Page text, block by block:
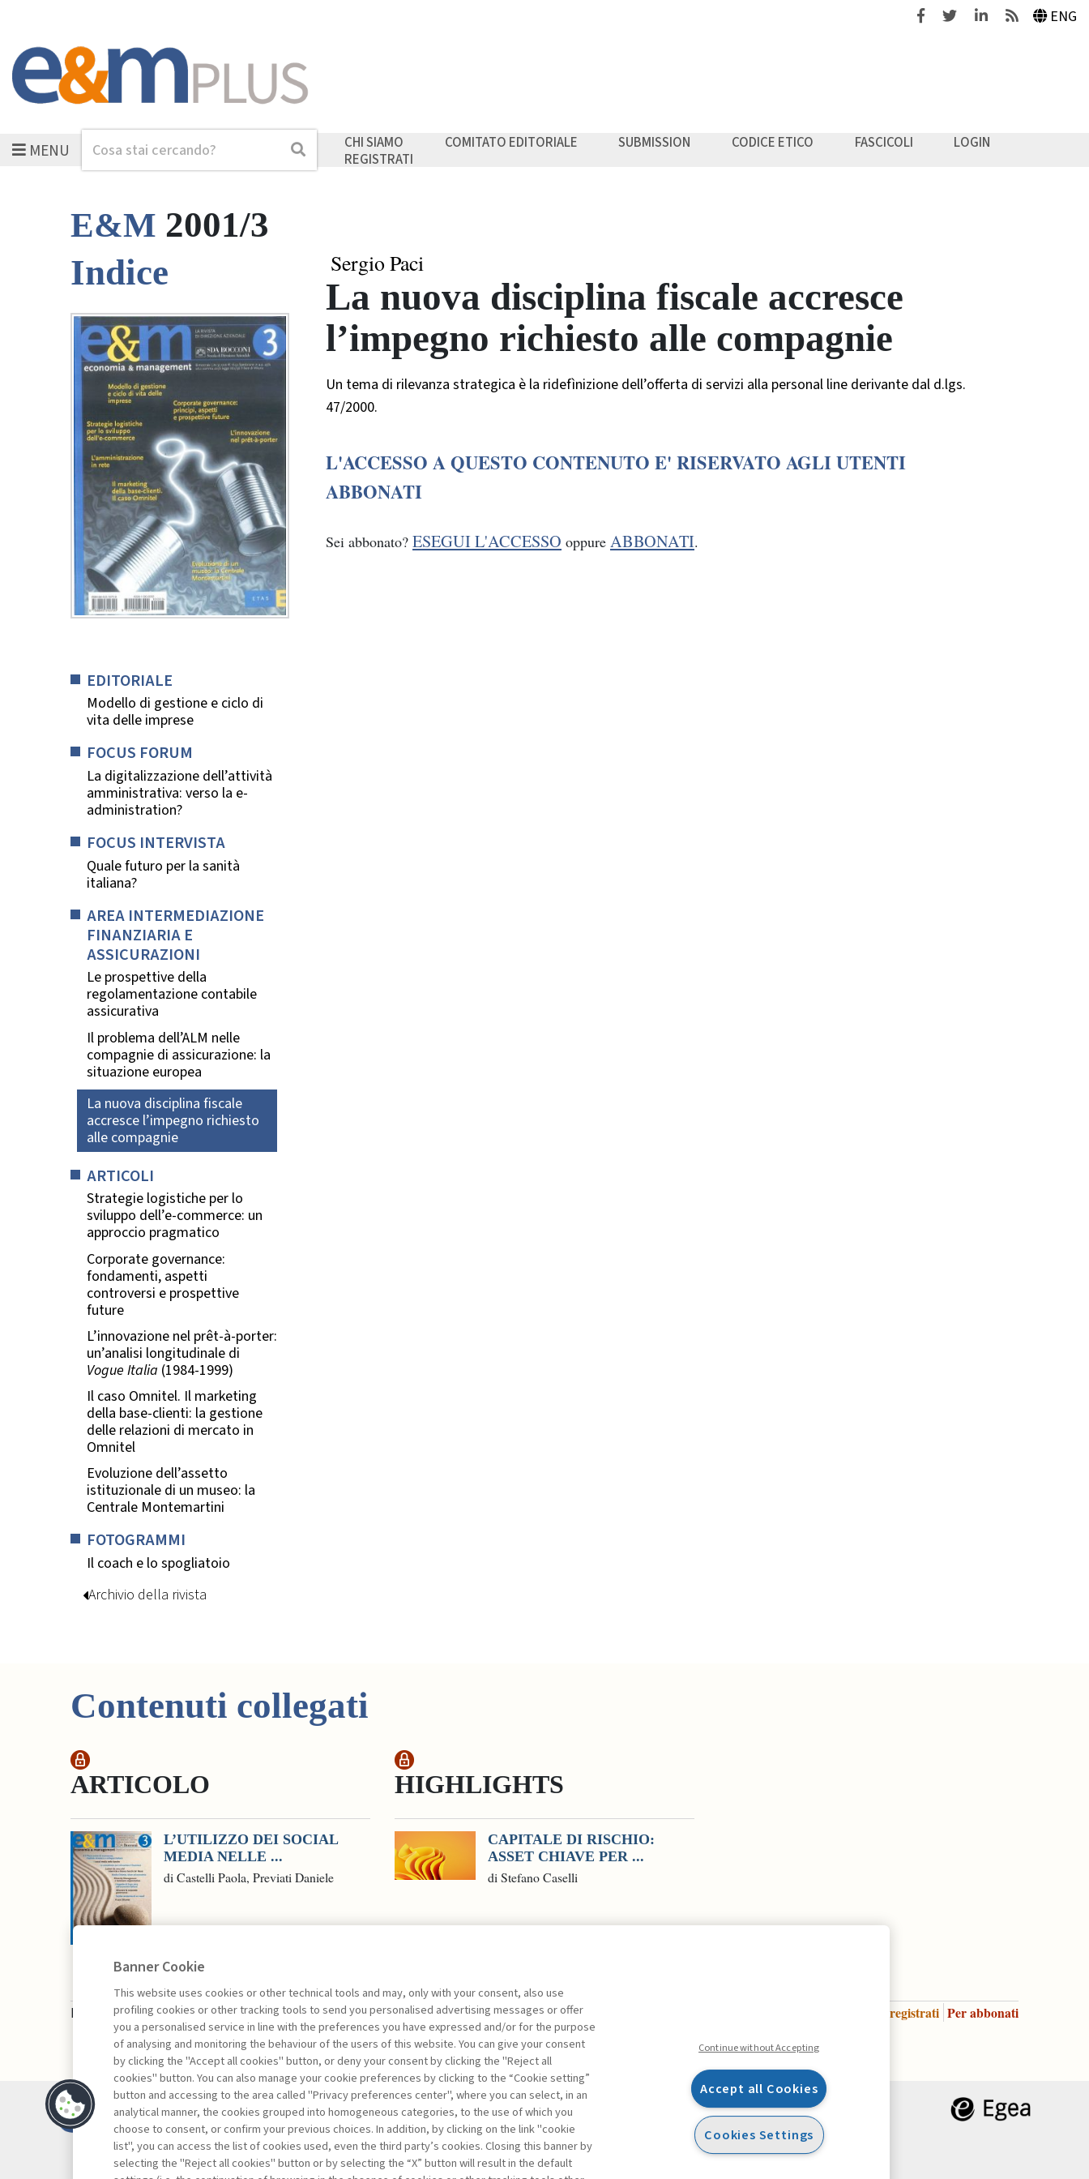
FacebookTwitterLinkedinFeeds ENG
MENUCerca Cerca CHI SIAMO COMITATO EDITORIALE SUBMISSION CODICE ETICO FASCICOLI
LOGIN
REGISTRATI
E&M 2001/3
Indice
EDITORIALE
Modello di gestione e ciclo di
vita delle imprese
FOCUS FORUM
La digitalizzazione dell’attività
amministrativa: verso la e-
administration?
FOCUS INTERVISTA
Quale futuro per la sanità
italiana?
AREA INTERMEDIAZIONE
FINANZIARIA E
ASSICURAZIONI
Le prospettive della
regolamentazione contabile
assicurativa
Il problema dell’ALM nelle
compagnie di assicurazione: la
situazione europea
La nuova disciplina fiscale
accresce l’impegno richiesto
alle compagnie
ARTICOLI
Strategie logistiche per lo
sviluppo dell’e-commerce: un
approccio pragmatico
Corporate governance:
fondamenti, aspetti
controversi e prospettive
future
L’innovazione nel prêt-à-porter:
un’analisi longitudinale di
Vogue Italia (1984-1999)
Il caso Omnitel. Il marketing
della base-clienti: la gestione
delle relazioni di mercato in
Omnitel
Evoluzione dell’assetto
istituzionale di un museo: la
Centrale Montemartini
FOTOGRAMMI
Il coach e lo spogliatoio
Archivio della rivista
Sergio Paci
La nuova disciplina fiscale accresce
l’impegno richiesto alle compagnie
Un tema di rilevanza strategica è la ridefìnizione dell’offerta di servizi alla personal line derivante dal d.lgs.
47/2000.
L'ACCESSO A QUESTO CONTENUTO E' RISERVATO AGLI UTENTI
ABBONATI
Sei abbonato? ESEGUI L'ACCESSO oppure ABBONATI.
Contenuti collegati
ARTICOLO
L’UTILIZZO DEI SOCIAL
MEDIA NELLE ...
di Castelli Paola, Previati Daniele
HIGHLIGHTS
CAPITALE DI RISCHIO:
ASSET CHIAVE PER ...
di Stefano Caselli
La consultazione dei libri è riservata esclusivamente agli abbonati Premium Per registrati Per abbonati
Contatti
Abbonamenti
Archivio rubriche
Privacy
FacebookTwitterLinkedin
Banner Cookie
This website uses cookies or other technical tools and may, only with your consent, also use
profiling cookies or other tracking tools to send you personalised advertising messages or offer
you a personalised service in line with the preferences you have expressed and/or for the purpose
of analysing and monitoring the behaviour of the users of this website. You can give your consent
by clicking the "Accept all cookies" button, or deny your consent by clicking the "Reject all
cookies" button. You can also manage your cookie preferences by clicking to the “Cookie setting”
button and accessing to the area called "Privacy preferences center", where you can select, in an
analytical manner, the cookies grouped into homogeneous categories, to the use of which you
choose to consent, or confirm your previous choices. In addition, by clicking on the link "cookie
list", you can access the list of cookies used, even the third party’s cookies. Closing this banner by
selecting the "Reject all cookies" button or by selecting the “X” button will result in the default
Continue without Accepting
Accept all Cookies
Cookies Settings